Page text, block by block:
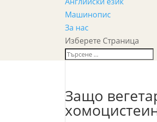
Машинопис
За нас
Изберете Страница
Защо